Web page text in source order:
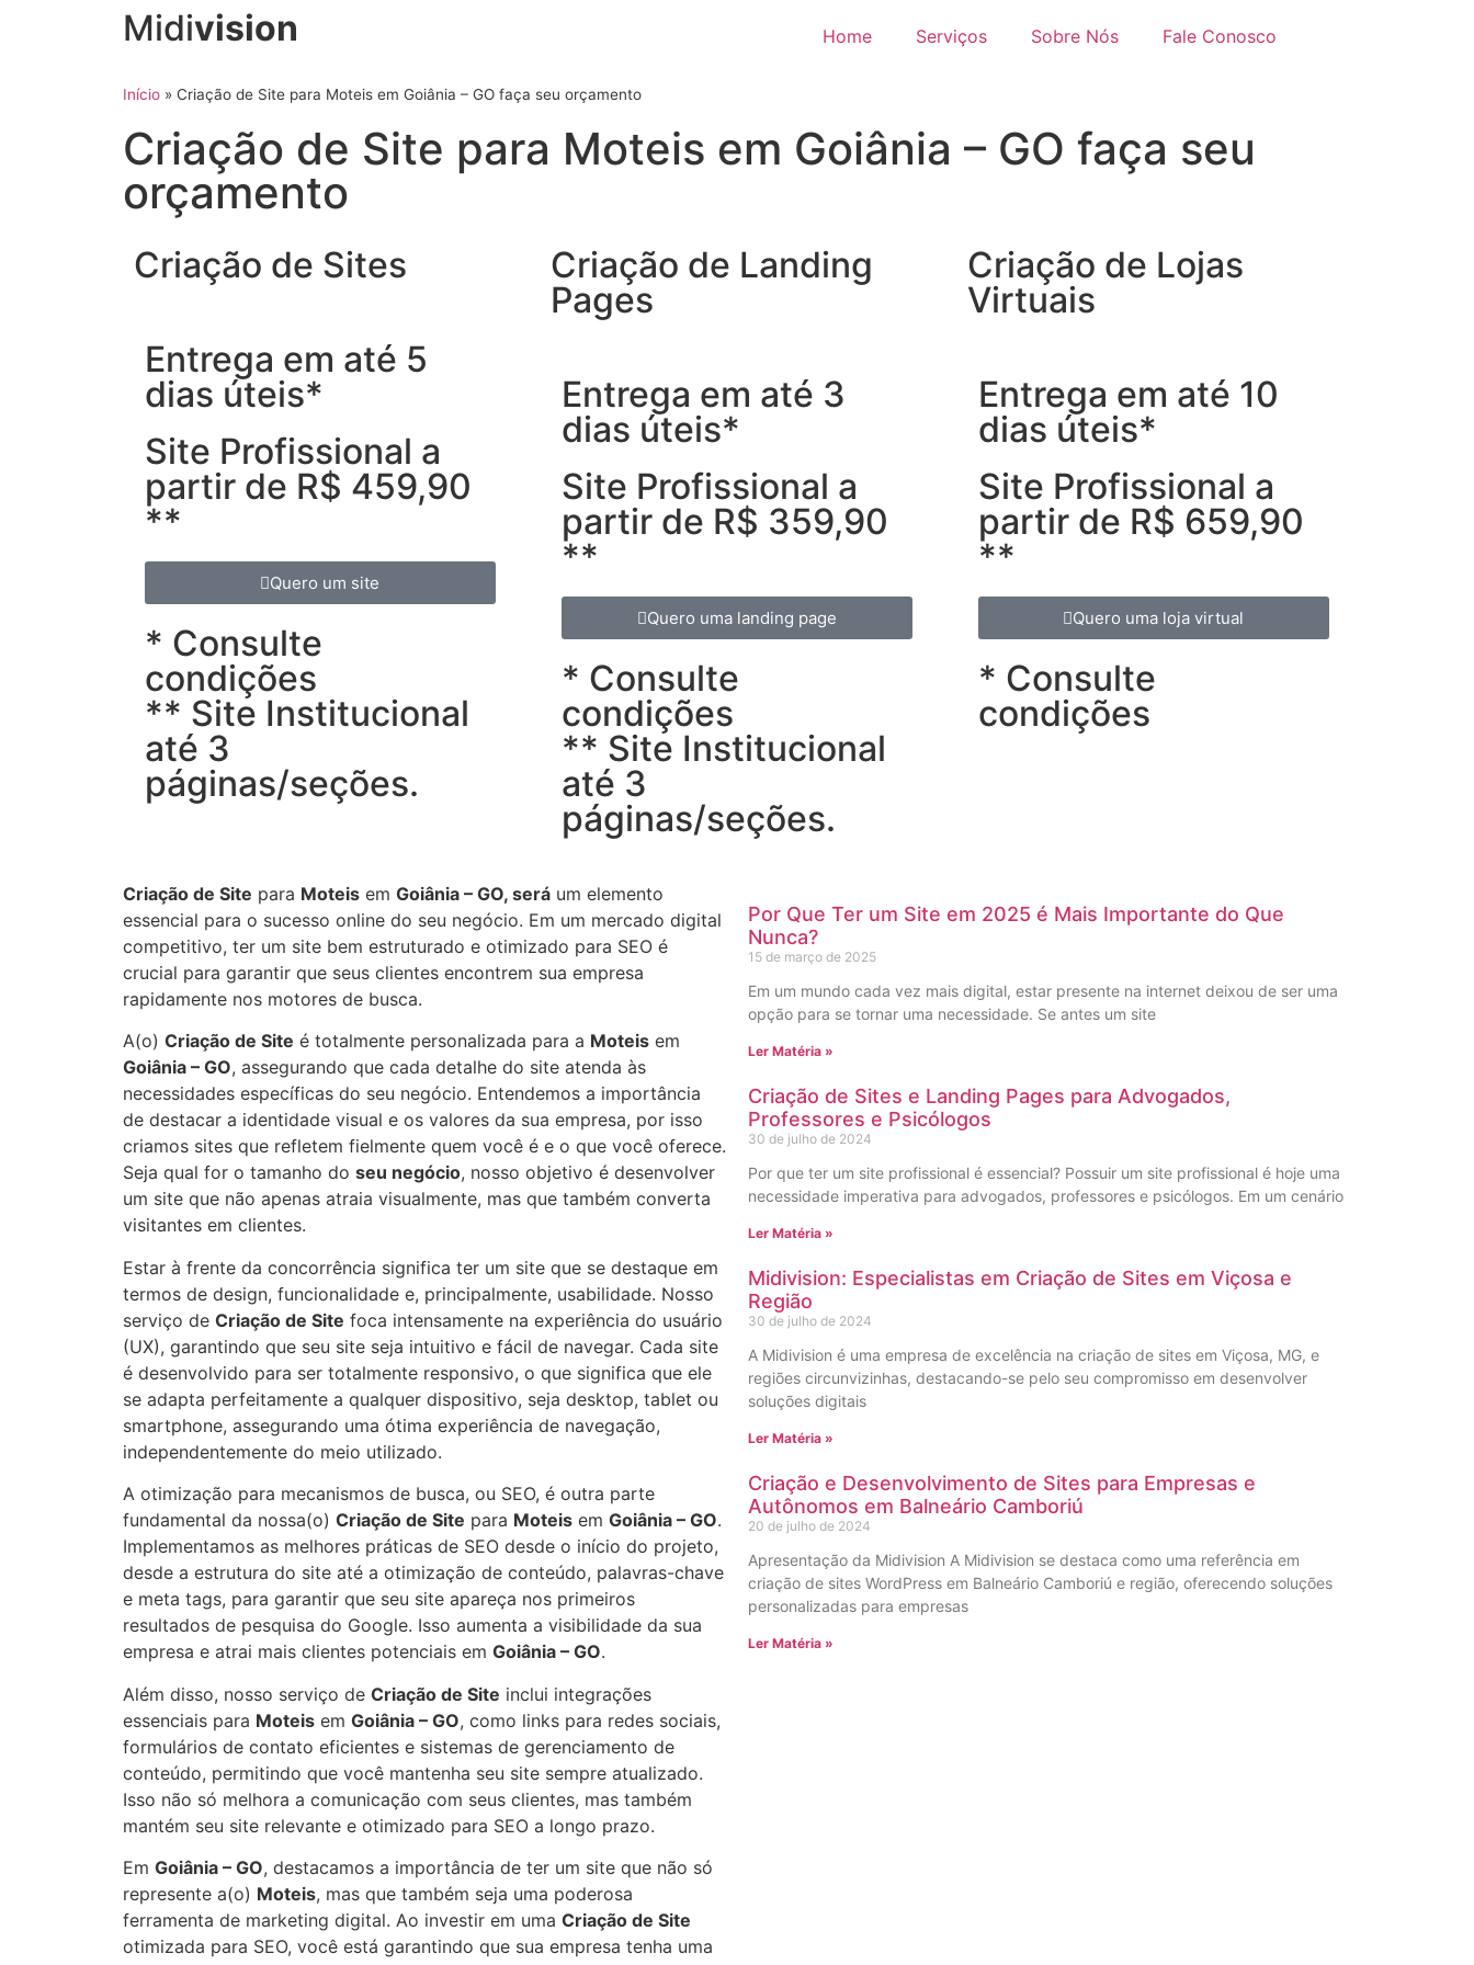
Midivision Home Serviços Sobre Nós Fale Conosco
Início » Criação de Site para Moteis em Goiânia – GO faça seu orçamento
Criação de Site para Moteis em Goiânia – GO faça seu
orçamento
Criação de Sites
Entrega em até 5
dias úteis*
Site Profissional a
partir de R$ 459,90
**
Quero um site
* Consulte
condições
** Site Institucional
até 3
páginas/seções.
Criação de Landing
Pages
Entrega em até 3
dias úteis*
Site Profissional a
partir de R$ 359,90
**
Quero uma landing page
* Consulte
condições
** Site Institucional
até 3
páginas/seções.
Criação de Lojas
Virtuais
Entrega em até 10
dias úteis*
Site Profissional a
partir de R$ 659,90
**
Quero uma loja virtual
* Consulte
condições
Criação de Site para Moteis em Goiânia – GO, será um elemento
essencial para o sucesso online do seu negócio. Em um mercado digital
competitivo, ter um site bem estruturado e otimizado para SEO é
crucial para garantir que seus clientes encontrem sua empresa
rapidamente nos motores de busca.
A(o) Criação de Site é totalmente personalizada para a Moteis em
Goiânia – GO, assegurando que cada detalhe do site atenda às
necessidades específicas do seu negócio. Entendemos a importância
de destacar a identidade visual e os valores da sua empresa, por isso
criamos sites que refletem fielmente quem você é e o que você oferece.
Seja qual for o tamanho do seu negócio, nosso objetivo é desenvolver
um site que não apenas atraia visualmente, mas que também converta
visitantes em clientes.
Estar à frente da concorrência significa ter um site que se destaque em
termos de design, funcionalidade e, principalmente, usabilidade. Nosso
serviço de Criação de Site foca intensamente na experiência do usuário
(UX), garantindo que seu site seja intuitivo e fácil de navegar. Cada site
é desenvolvido para ser totalmente responsivo, o que significa que ele
se adapta perfeitamente a qualquer dispositivo, seja desktop, tablet ou
smartphone, assegurando uma ótima experiência de navegação,
independentemente do meio utilizado.
A otimização para mecanismos de busca, ou SEO, é outra parte
fundamental da nossa(o) Criação de Site para Moteis em Goiânia – GO.
Implementamos as melhores práticas de SEO desde o início do projeto,
desde a estrutura do site até a otimização de conteúdo, palavras-chave
e meta tags, para garantir que seu site apareça nos primeiros
resultados de pesquisa do Google. Isso aumenta a visibilidade da sua
empresa e atrai mais clientes potenciais em Goiânia – GO.
Além disso, nosso serviço de Criação de Site inclui integrações
essenciais para Moteis em Goiânia – GO, como links para redes sociais,
formulários de contato eficientes e sistemas de gerenciamento de
conteúdo, permitindo que você mantenha seu site sempre atualizado.
Isso não só melhora a comunicação com seus clientes, mas também
mantém seu site relevante e otimizado para SEO a longo prazo.
Em Goiânia – GO, destacamos a importância de ter um site que não só
represente a(o) Moteis, mas que também seja uma poderosa
ferramenta de marketing digital. Ao investir em uma Criação de Site
otimizada para SEO, você está garantindo que sua empresa tenha uma
Por Que Ter um Site em 2025 é Mais Importante do Que
Nunca?
15 de março de 2025
Em um mundo cada vez mais digital, estar presente na internet deixou de ser uma
opção para se tornar uma necessidade. Se antes um site
Ler Matéria »
Criação de Sites e Landing Pages para Advogados,
Professores e Psicólogos
30 de julho de 2024
Por que ter um site profissional é essencial? Possuir um site profissional é hoje uma
necessidade imperativa para advogados, professores e psicólogos. Em um cenário
Ler Matéria »
Midivision: Especialistas em Criação de Sites em Viçosa e
Região
30 de julho de 2024
A Midivision é uma empresa de excelência na criação de sites em Viçosa, MG, e
regiões circunvizinhas, destacando-se pelo seu compromisso em desenvolver
soluções digitais
Ler Matéria »
Criação e Desenvolvimento de Sites para Empresas e
Autônomos em Balneário Camboriú
20 de julho de 2024
Apresentação da Midivision A Midivision se destaca como uma referência em
criação de sites WordPress em Balneário Camboriú e região, oferecendo soluções
personalizadas para empresas
Ler Matéria »